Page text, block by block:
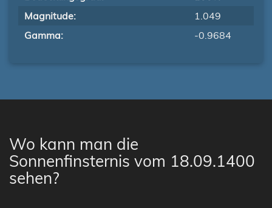
Magnitude:
1.049
Gamma:
-0.9684
Wo kann man die
Sonnenfinsternis vom 18.09.1400
sehen?